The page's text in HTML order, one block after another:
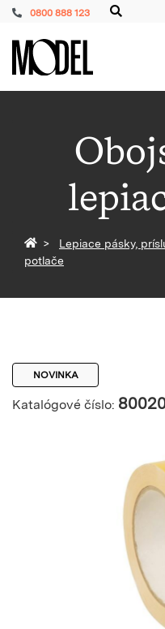
0800 888 123
PackShop
Späť na homepage
Lepiace pásky,
potlače
NOVINKA
Katalógové číslo: